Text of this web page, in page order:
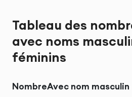
Tableau des
avec noms
féminins
NombreAvec nom masculin